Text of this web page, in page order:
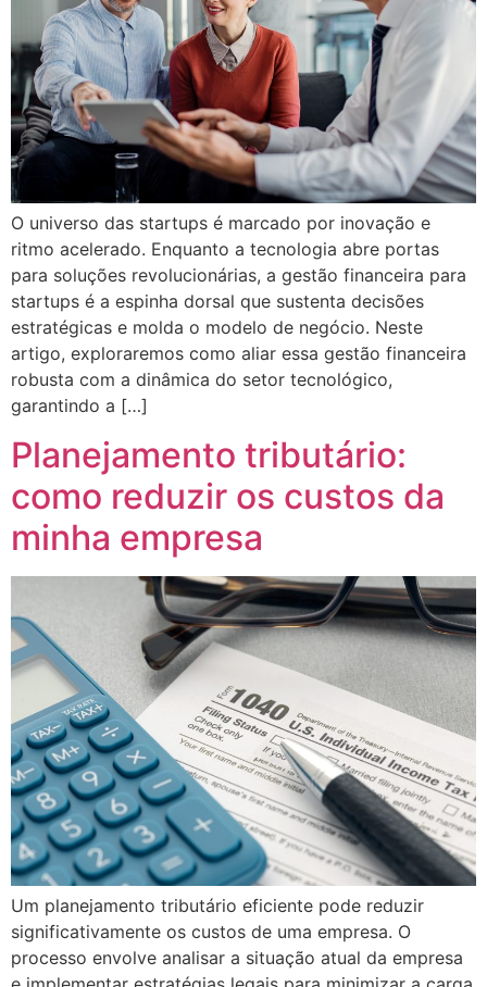
O universo das startups é marcado por inovação e
ritmo acelerado. Enquanto a tecnologia abre portas
para soluções revolucionárias, a gestão financeira para
startups é a espinha dorsal que sustenta decisões
estratégicas e molda o modelo de negócio. Neste
artigo, exploraremos como aliar essa gestão financeira
robusta com a dinâmica do setor tecnológico,
garantindo a […]
Planejamento tributário:
como reduzir os custos da
minha empresa
Um planejamento tributário eficiente pode reduzir
significativamente os custos de uma empresa. O
processo envolve analisar a situação atual da empresa